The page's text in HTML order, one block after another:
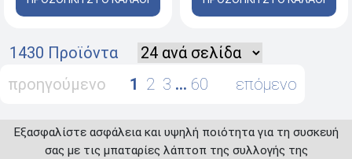
1430 Προϊόντα
προηγούμενο
1 2 3 … 60 επόμενο
Εξασφαλίστε ασφάλεια και υψηλή ποιότητα για τη συσκευή
σας με τις μπαταρίες λάπτοπ της συλλογής της